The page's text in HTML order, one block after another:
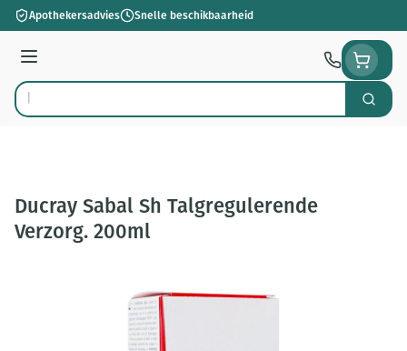
Ga naar de inhoud
Apothekersadvies Snelle beschikbaarheid
Menu
Product, merk, categorie... Zoek
Ducray Sabal Sh Talgregulerende
Verzorg. 200ml